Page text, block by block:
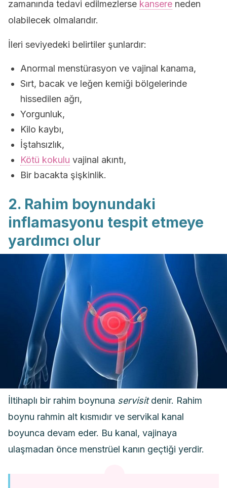
zamanında tedavi edilmezlerse kansere neden
olabilecek olmalarıdır.
İleri seviyedeki belirtiler şunlardır:
Anormal menstürasyon ve vajinal kanama,
Sırt, bacak ve leğen kemiği bölgelerinde
hissedilen ağrı,
Yorgunluk,
Kilo kaybı,
İştahsızlık,
Kötü kokulu vajinal akıntı,
Bir bacakta şişkinlik.
2. Rahim boynundaki
inflamasyonu tespit etmeye
yardımcı olur
İltihaplı bir rahim boynuna servisitdenir. Rahim
boynu rahmin alt kısmıdır ve servikal kanal
boyunca devam eder. Bu kanal, vajinaya
ulaşmadan önce menstrüel kanın geçtiği yerdir.